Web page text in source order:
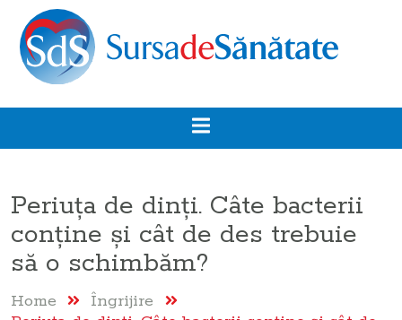
Periuța de dinți. Câte bacterii
conține și cât de des trebuie
să o schimbăm?
Home
Îngrijire